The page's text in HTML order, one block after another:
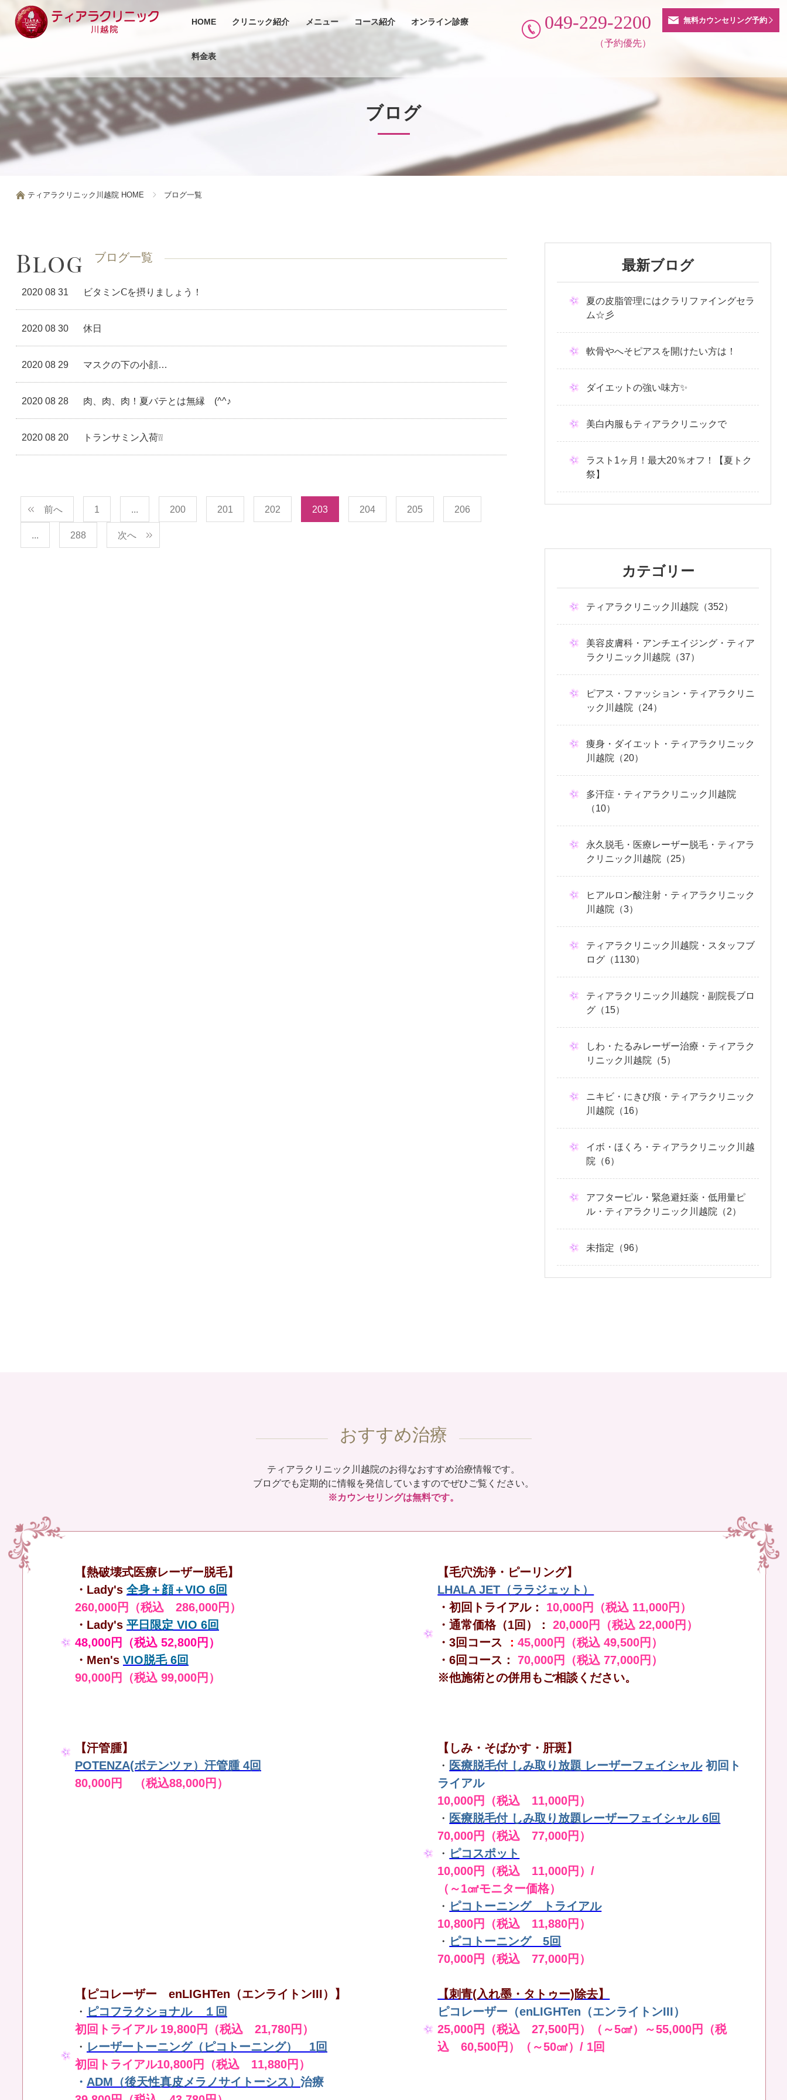
HOME クリニック紹介 メニュー コース紹介 オンライン診療
料金表
無料カウンセリング予約
049-229-2200
（予約優先）
ブログ
ティアラクリニック川越院 HOME ブログ一覧
ブログ一覧
2020 08 31 ビタミンⅭを摂りましょう！
2020 08 30 休日
2020 08 29 マスクの下の小顔…
2020 08 28 肉、肉、肉！夏バテとは無縁 (^^♪
2020 08 20 トランサミン入荷❕❕
前へ 1 ... 200 201 202 203 204 205 206
... 288 次へ
最新ブログ
夏の皮脂管理にはクラリファイングセラ
ム☆彡
軟骨やへそピアスを開けたい方は！
ダイエットの強い味方✨
美白内服もティアラクリニックで
ラスト1ヶ月！最大20％オフ！【夏トク
祭】
カテゴリー
ティアラクリニック川越院（352）
美容皮膚科・アンチエイジング・ティア
ラクリニック川越院（37）
ピアス・ファッション・ティアラクリニ
ック川越院（24）
痩身・ダイエット・ティアラクリニック
川越院（20）
多汗症・ティアラクリニック川越院
（10）
永久脱毛・医療レーザー脱毛・ティアラ
クリニック川越院（25）
ヒアルロン酸注射・ティアラクリニック
川越院（3）
ティアラクリニック川越院・スタッフブ
ログ（1130）
ティアラクリニック川越院・副院長ブロ
グ（15）
しわ・たるみレーザー治療・ティアラク
リニック川越院（5）
ニキビ・にきび痕・ティアラクリニック
川越院（16）
イボ・ほくろ・ティアラクリニック川越
院（6）
アフターピル・緊急避妊薬・低用量ピ
ル・ティアラクリニック川越院（2）
未指定（96）
おすすめ治療
ティアラクリニック川越院のお得なおすすめ治療情報です。
ブログでも定期的に情報を発信していますのでぜひご覧ください。
※カウンセリングは無料です。
【熱破壊式医療レーザー脱毛】
・Lady's 全身＋顔＋VIO 6回
260,000円（税込 286,000円）
・Lady's 平日限定 VIO 6回
48,000円（税込 52,800円）
・Men's VIO脱毛 6回
90,000円（税込 99,000円）
【毛穴洗浄・ピーリング】
LHALA JET（ララジェット）
・初回トライアル： 10,000円（税込 11,000円）
・通常価格（1回）：
20,000円（税込 22,000円）
・3回コース ：45,000円（税込 49,500円）
・6回コース：
70,000円（税込 77,000円）
※他施術との併用もご相談ください。
【汗管腫】
POTENZA(ポテンツァ）汗管腫 4回
80,000円 （税込88,000円）
【しみ・そばかす・肝斑】
・ 医療脱毛付 しみ取り放題 レーザーフェイシャル 初回ト
ライアル
10,000円（税込 11,000円）
・ 医療脱毛付 しみ取り放題レーザーフェイシャル 6回
70,000円（税込 77,000円）
・ ピコスポット
10,000円（税込 11,000円）/
（～1㎠モニター価格）
・ ピコトーニング トライアル
10,800円（税込 11,880円）
・ ピコトーニング 5回
70,000円（税込 77,000円）
【ピコレーザー enLIGHTen（エンライトンIII）】
・ ピコフラクショナル １回
初回トライアル 19,800円（税込 21,780円）
・ レーザートーニング（ピコトーニング） 1回
初回トライアル10,800円（税込 11,880円）
・ ADM（後天性真皮メラノサイトーシス） 治療
【刺青(入れ墨・タトゥー)除去】
ピコレーザー（enLIGHTen（エンライトンIII）
25,000円（税込 27,500円）（～5㎠）～55,000円（税
込 60,500円）（～50㎠）/ 1回